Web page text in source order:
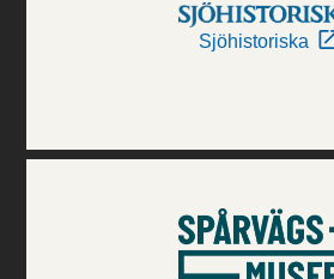
Sjöhistoriska